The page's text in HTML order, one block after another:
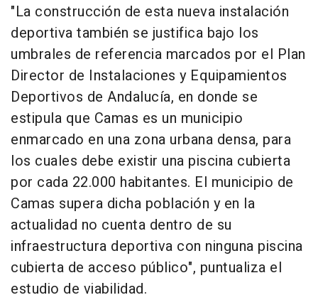
"La construcción de esta nueva instalación
deportiva también se justifica bajo los
umbrales de referencia marcados por el Plan
Director de Instalaciones y Equipamientos
Deportivos de Andalucía, en donde se
estipula que Camas es un municipio
enmarcado en una zona urbana densa, para
los cuales debe existir una piscina cubierta
por cada 22.000 habitantes. El municipio de
Camas supera dicha población y en la
actualidad no cuenta dentro de su
infraestructura deportiva con ninguna piscina
cubierta de acceso público", puntualiza el
estudio de viabilidad.